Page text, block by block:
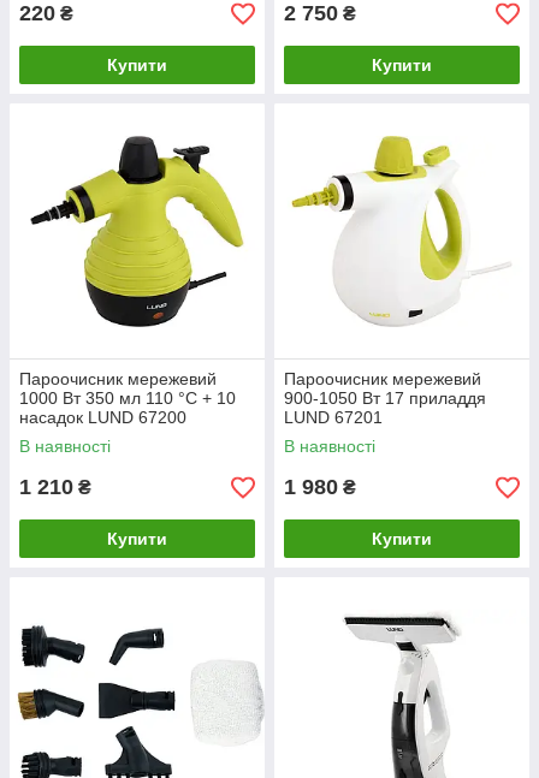
220 ₴
Купити
2 750 ₴
Купити
Пароочисник мережевий
1000 Вт 350 мл 110 °C + 10
насадок LUND 67200
В наявності
1 210 ₴
Купити
Пароочисник мережевий
900-1050 Вт 17 приладдя
LUND 67201
В наявності
1 980 ₴
Купити